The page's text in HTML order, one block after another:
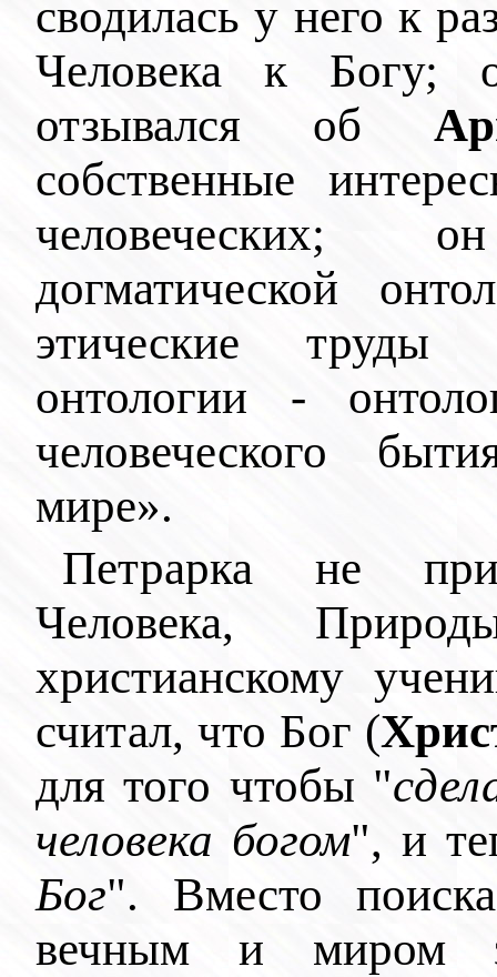
сводилась у него к
Человека к Богу;
отзывался об
собственные
человеческих;
догматической
этические труды
онтологии -
человеческого
мире».
Петрарка не
Человека,
христианскому
считал, что Бог (
для того чтобы "
человека богом", и
Бог". Вместо
вечным и миром